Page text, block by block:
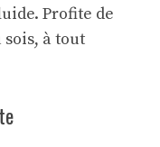
Profite de
à tout